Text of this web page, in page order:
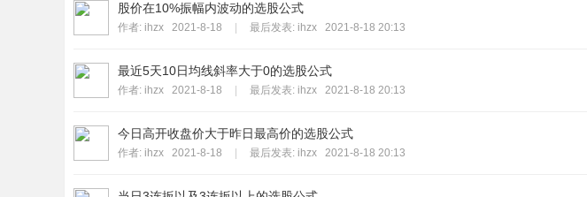
分
享
—
股价在10%振幅内波动的选股公式
作者: ihzx 2021-8-18 最后发表: ihzx 2021-8-18 20:13
最近5天10日均线斜率大于0的选股公式
作者: ihzx 2021-8-18 最后发表: ihzx 2021-8-18 20:13
今日高开收盘价大于昨日最高价的选股公式
作者: ihzx 2021-8-18 最后发表: ihzx 2021-8-18 20:13